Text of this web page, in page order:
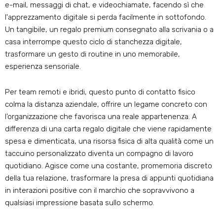
e-mail, messaggi di chat, e videochiamate, facendo sì che
l'apprezzamento digitale si perda facilmente in sottofondo.
Un tangibile, un regalo premium consegnato alla scrivania o a
casa interrompe questo ciclo di stanchezza digitale,
trasformare un gesto di routine in uno memorabile,
esperienza sensoriale.
Per team remoti e ibridi, questo punto di contatto fisico
colma la distanza aziendale, offrire un legame concreto con
l’organizzazione che favorisca una reale appartenenza. A
differenza di una carta regalo digitale che viene rapidamente
spesa e dimenticata, una risorsa fisica di alta qualità come un
taccuino personalizzato diventa un compagno di lavoro
quotidiano. Agisce come una costante, promemoria discreto
della tua relazione, trasformare la presa di appunti quotidiana
in interazioni positive con il marchio che sopravvivono a
qualsiasi impressione basata sullo schermo.